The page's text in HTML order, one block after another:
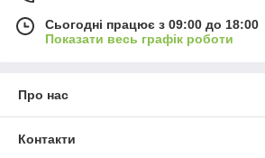
Сьогодні працює з 09:00 до 18:00
Показати весь графік роботи
Про нас
Контакти